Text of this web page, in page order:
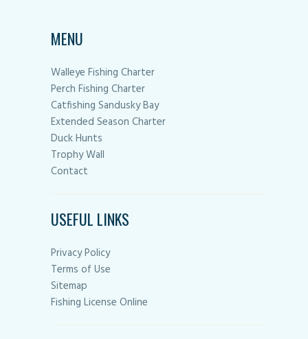
MENU
Walleye Fishing Charter
Perch Fishing Charter
Catfishing Sandusky Bay
Extended Season Charter
Duck Hunts
Trophy Wall
Contact
USEFUL LINKS
Privacy Policy
Terms of Use
Sitemap
Fishing License Online